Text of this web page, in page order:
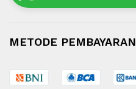
METODE PEMBAYARAN